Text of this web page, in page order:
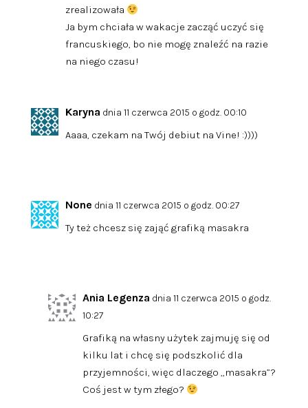
zrealizowała
Ja bym chciała w wakacje zacząć uczyć się
francuskiego, bo nie mogę znaleźć na razie
na niego czasu!
Karyna dnia 11 czerwca 2015 o godz. 00:10
Aaaa, czekam na Twój debiut na Vine! :))))
None dnia 11 czerwca 2015 o godz. 00:27
Ty też chcesz się zająć grafiką masakra
Ania Legenza dnia 11 czerwca 2015 o godz.
10:27
Grafiką na własny użytek zajmuję się od
kilku lat i chcę się podszkolić dla
przyjemności, więc dlaczego „masakra”?
Coś jest w tym złego?